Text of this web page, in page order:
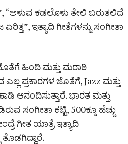
“ಅಳುವ ಕಡಲೊಳು ತೇಲಿ ಬರುತಲಿದೆ
ಇತ್ಯಾದಿ ಗೀತೆಗಳನ್ನು ಸಂಗೀತಾ
ಹಿಂದಿ ಮತ್ತು ಮರಾಠಿ
ಪ್ರಕಾರಗಳ ಜೊತೆಗೆ, Jazz ಮತ್ತು
ಆನಂದಿಸುತ್ತಾರೆ. ಭಾರತ ಮತ್ತು
ಸಂಗೀತಾ ಕಟ್ಟಿ, 500ಕ್ಕೂ ಹೆಚ್ಚು
ಗೀತ ಯಾತ್ರೆ ಇತ್ಯಾದಿ